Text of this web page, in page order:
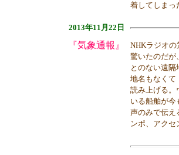
着してしまっ
2013年11月22日
『気象通報』
NHKラジオ
驚いたのだが
とのない遠
地名もなくて
読み上げる。
いる船舶が今
声のみで伝え
ンポ、アクセ